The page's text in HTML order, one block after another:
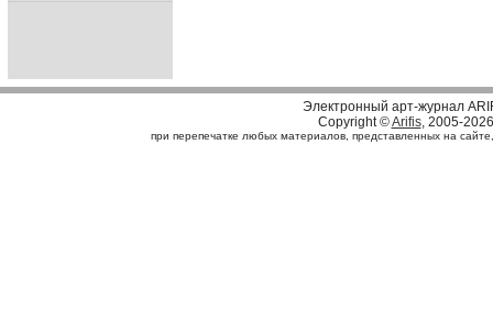
Электронный арт-журнал
Copyright ©Arifis, 2005-2026
при перепечатке любых материалов, представленных на